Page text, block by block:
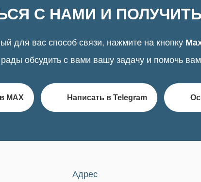
С НАМИ И
для вас способ связи, нажмите на кнопку
рады обсудить с вами вашу задачу и помочь вам
MAX Написать в Telegram
Адрес